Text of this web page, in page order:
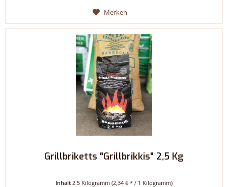
Merken
Grillbriketts "Grillbrikkis" 2,5 Kg
Inhalt 2.5 Kilogramm(2,34 € * / 1 Kilogramm)